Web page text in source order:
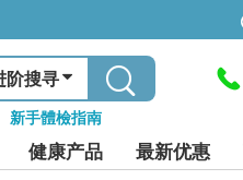
阶搜寻
新手體檢指南
健康产品 最新优惠